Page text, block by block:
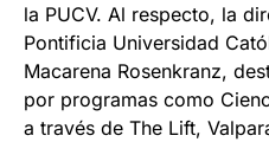
la PUCV. Al respecto, la
Pontificia Universidad
Macarena Rosenkranz,
por programas como
a través de The Lift,